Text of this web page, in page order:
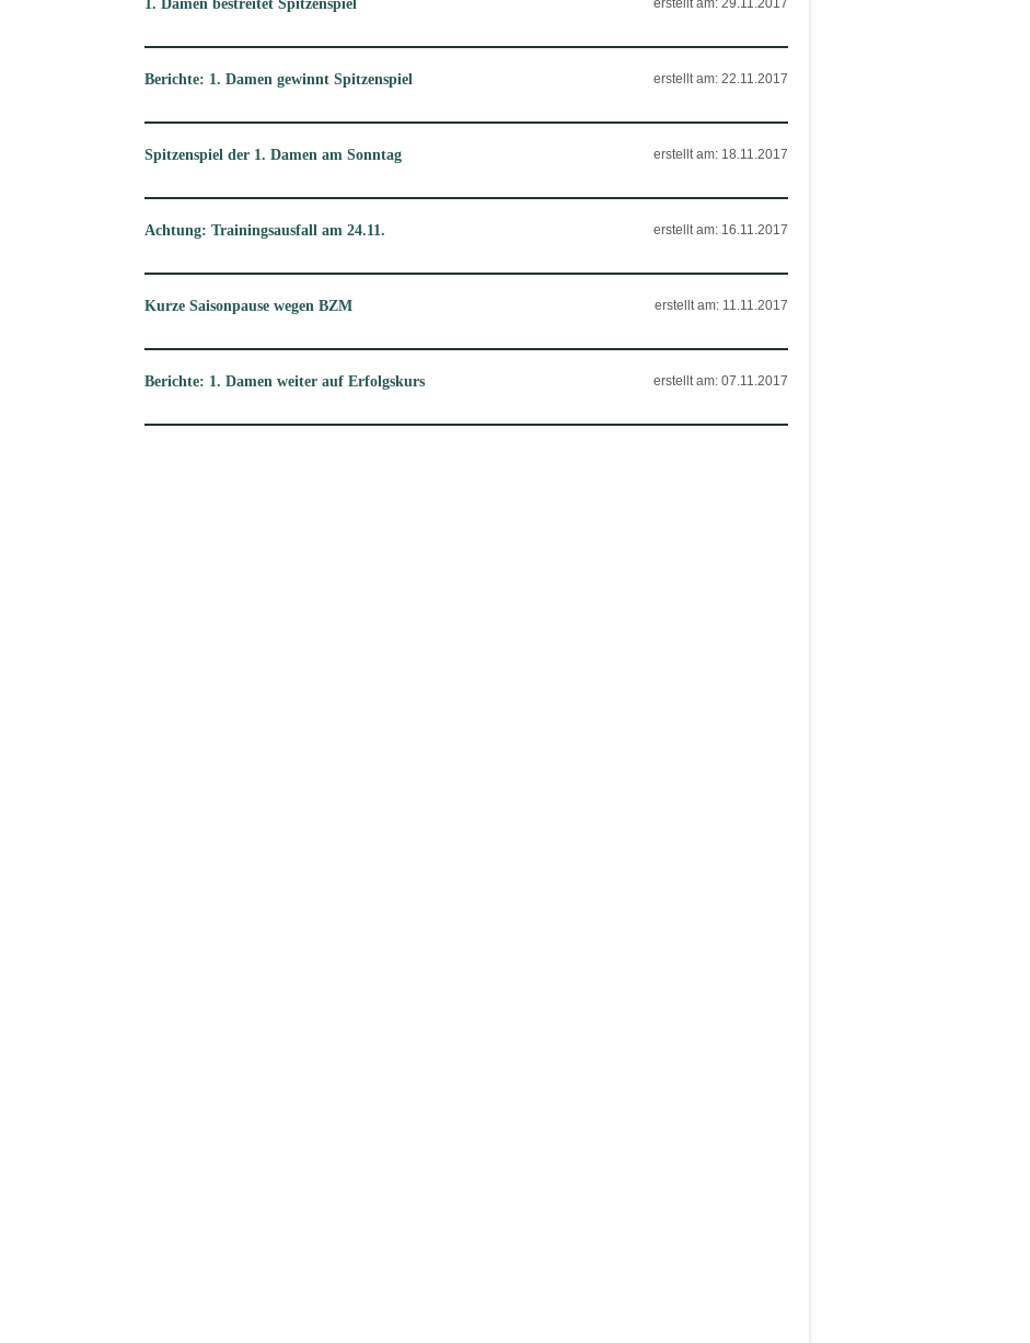
erstellt am: 29.11.2017
1. Damen bestreitet Spitzenspiel
erstellt am: 22.11.2017
Berichte: 1. Damen gewinnt Spitzenspiel
erstellt am: 18.11.2017
Spitzenspiel der 1. Damen am Sonntag
erstellt am: 16.11.2017
Achtung: Trainingsausfall am 24.11.
erstellt am: 11.11.2017
Kurze Saisonpause wegen BZM
erstellt am: 07.11.2017
Berichte: 1. Damen weiter auf Erfolgskurs